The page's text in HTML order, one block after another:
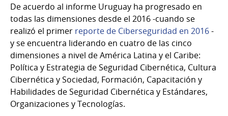
De acuerdo al informe Uruguay ha progresado en
todas las dimensiones desde el 2016 -cuando se
realizó el primer reporte de Ciberseguridad en 2016-
y se encuentra liderando en cuatro de las cinco
dimensiones a nivel de América Latina y el Caribe:
Política y Estrategia de Seguridad Cibernética, Cultura
Cibernética y Sociedad, Formación, Capacitación y
Habilidades de Seguridad Cibernética y Estándares,
Organizaciones y Tecnologías.